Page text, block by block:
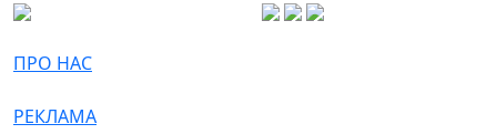
ПРО НАС
РЕКЛАМА